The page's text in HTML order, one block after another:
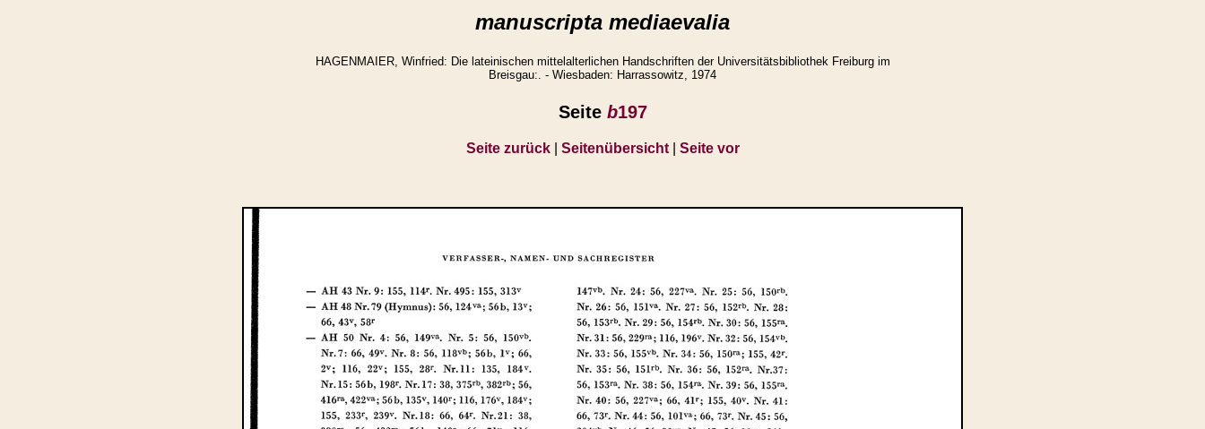
manuscripta mediaevalia
HAGENMAIER, Winfried: Die lateinischen mittelalterlichen Handschriften der Universitätsbibliothek Freiburg im
Breisgau:. - Wiesbaden: Harrassowitz, 1974
Seite b197
Seite zurück| Seitenübersicht| Seite vor